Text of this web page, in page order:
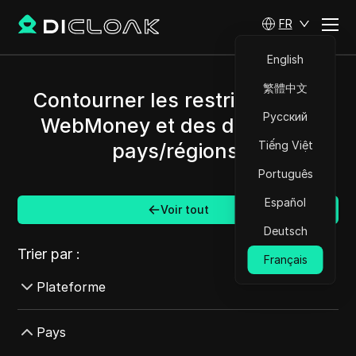
FR
English
繁體中文
Русский
Tiếng Việt
Português
Español
Deutsch
Français
Contourner les restrictions de
WebMoney et des différents
pays/régions.
Voir tout
Trier par :
Plateforme
Pays